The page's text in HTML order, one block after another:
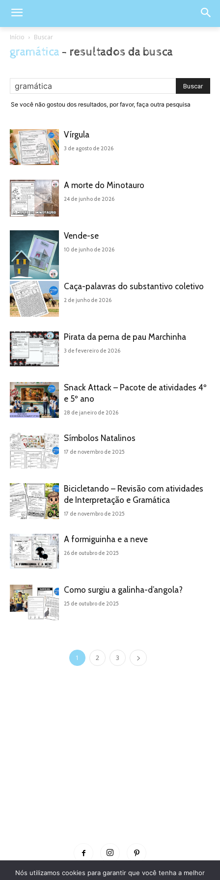
Início Buscar
gramática - resultados da busca
Se você não gostou dos resultados, por favor, faça outra pesquisa
Vírgula
3 de agosto de 2026
A morte do Minotauro
24 de junho de 2026
Vende-se
10 de junho de 2026
Caça-palavras do substantivo coletivo
2 de junho de 2026
Pirata da perna de pau Marchinha
3 de fevereiro de 2026
Snack Attack – Pacote de atividades 4º
e 5º ano
28 de janeiro de 2026
Símbolos Natalinos
17 de novembro de 2025
Bicicletando – Revisão com atividades
de Interpretação e Gramática
17 de novembro de 2025
A formiguinha e a neve
26 de outubro de 2025
Como surgiu a galinha-d’angola?
25 de outubro de 2025
1 2 3
Nós utilizamos cookies para garantir que você tenha a melhor